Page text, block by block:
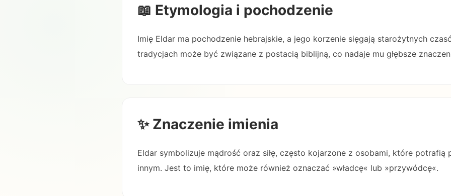
📖 Etymologia i pochodzenie
Imię Eldar ma pochodzenie hebrajskie, a jego korzenie sięgają starożytnych
tradycjach może być związane z postacią biblijną, co nadaje mu głębsze
✨ Znaczenie imienia
Eldar symbolizuje mądrość oraz siłę, często kojarzone z osobami, które potrafią
innym. Jest to imię, które może również oznaczać »władcę« lub »przywódcę«.